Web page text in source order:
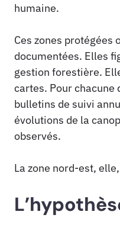
humaine.
Ces zones protégées
documentées. Elles
gestion forestière.
cartes. Pour chacune
bulletins de suivi
évolutions de la
observés.
La zone nord-est,